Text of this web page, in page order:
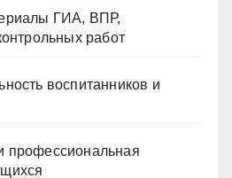
ГИА, ВПР,
работ
воспитанников и
профессиональная